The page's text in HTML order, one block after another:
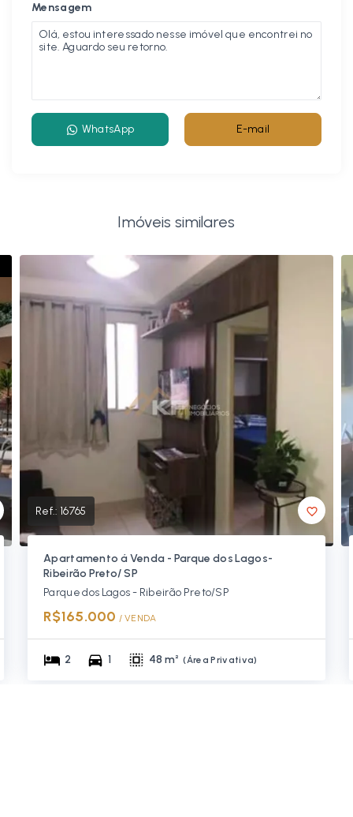
Mensagem
WhatsApp E-mail
Imóveis similares
Ref.: 16765
Apartamento á Venda - Parque dos Lagos-
Ribeirão Preto/ SP
Parque dos Lagos - Ribeirão Preto/SP
R$165.000 / VENDA
2 1 48 m² (Área Privativa)